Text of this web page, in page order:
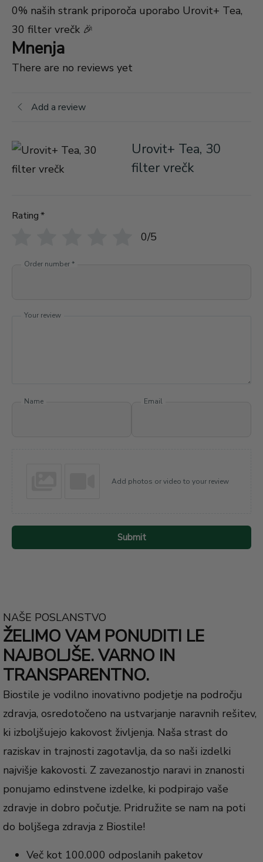
0% naših strank priporoča uporabo Urovit+ Tea,
30 filter vrečk 🎉
Mnenja
There are no reviews yet
Add a review
Urovit+ Tea, 30
filter vrečk
Rating*
0/5
Order number*
Your review
Name Email
Add photos or video to your review
Submit
NAŠE POSLANSTVO
ŽELIMO VAM PONUDITI LE
NAJBOLJŠE. VARNO IN
TRANSPARENTNO.
Biostile je vodilno inovativno podjetje na področju
zdravja, osredotočeno na ustvarjanje naravnih rešitev,
ki izboljšujejo kakovost življenja. Naša strast do
raziskav in trajnosti zagotavlja, da so naši izdelki
najvišje kakovosti. Z zavezanostjo naravi in znanosti
ponujamo edinstvene izdelke, ki podpirajo vaše
zdravje in dobro počutje. Pridružite se nam na poti
do boljšega zdravja z Biostile!
Več kot 100.000 odposlanih paketov